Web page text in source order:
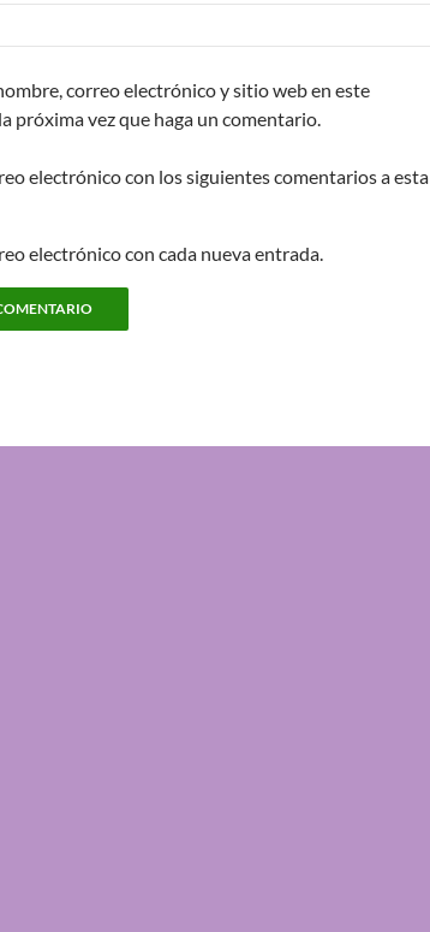
correo electrónico y sitio web en este
próxima vez que haga un comentario.
electrónico con los siguientes comentarios a esta
electrónico con cada nueva entrada.